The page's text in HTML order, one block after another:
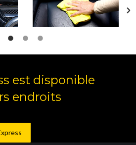
est disponible
endroits